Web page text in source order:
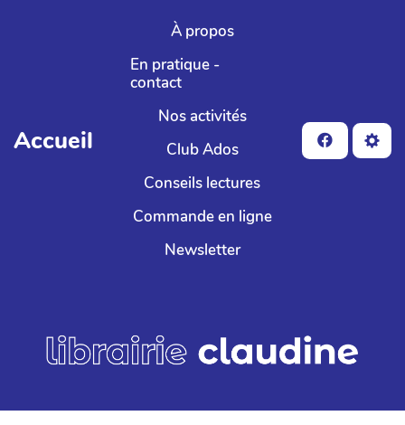
Aller au contenu principal
Accueil
À propos
En pratique -
contact
Nos activités
Club Ados
Conseils lectures
Commande en ligne
Newsletter